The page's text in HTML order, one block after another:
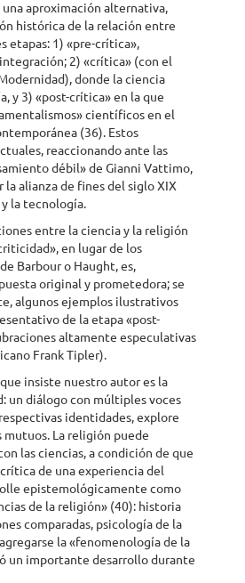
aproximación alternativa,
histórica de la relación entre
etapas: 1) «pre-crítica»,
2) «crítica» (con el
donde la ciencia
y 3) «post-crítica» en la que
científicos en el
(36). Estos
reaccionando ante las
débil» de Gianni Vattimo,
alianza de fines del siglo XIX
la tecnología.
entre la ciencia y la religión
en lugar de los
Barbour o Haught, es,
original y prometedora; se
algunos ejemplos ilustrativos
de la etapa «post-
altamente especulativas
Frank Tipler).
insiste nuestro autor es la
un diálogo con múltiples voces
identidades, explore
La religión puede
las ciencias, a condición de que
de una experiencia del
epistemológicamente como
de la religión» (40): historia
comparadas, psicología de la
la «fenomenología de la
un importante desarrollo durante